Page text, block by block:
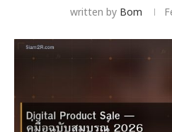
written by Bom